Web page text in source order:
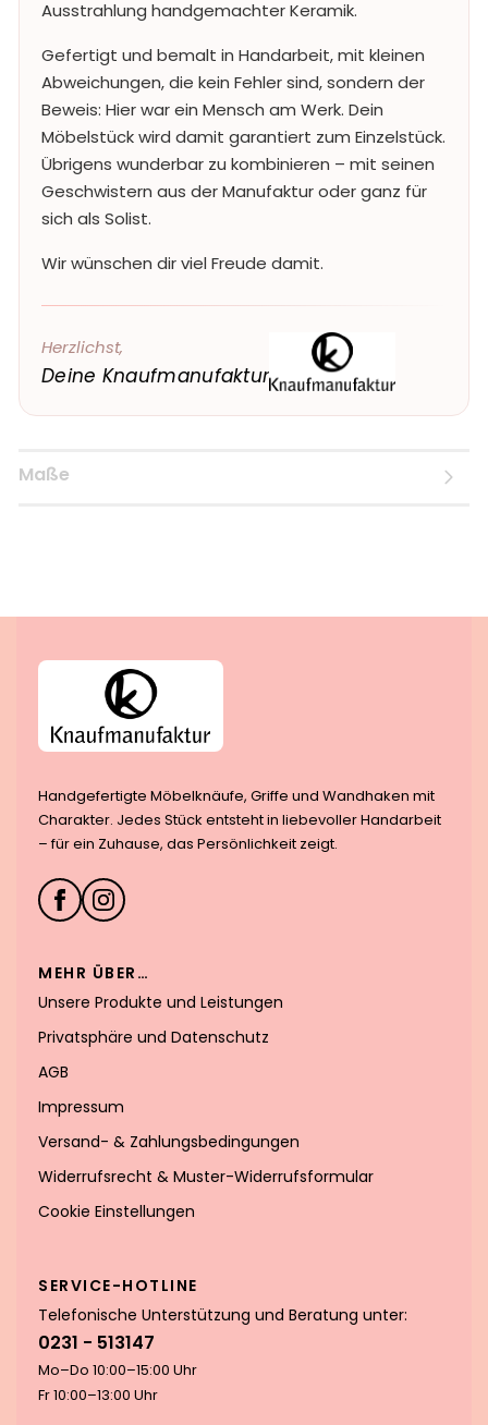
Ausstrahlung handgemachter Keramik.
Gefertigt und bemalt in Handarbeit, mit kleinen
Abweichungen, die kein Fehler sind, sondern der
Beweis: Hier war ein Mensch am Werk. Dein
Möbelstück wird damit garantiert zum Einzelstück.
Übrigens wunderbar zu kombinieren – mit seinen
Geschwistern aus der Manufaktur oder ganz für
sich als Solist.
Wir wünschen dir viel Freude damit.
Herzlichst,
Deine Knaufmanufaktur
Maße
Handgefertigte Möbelknäufe, Griffe und Wandhaken mit
Charakter. Jedes Stück entsteht in liebevoller Handarbeit
– für ein Zuhause, das Persönlichkeit zeigt.
MEHR ÜBER…
Unsere Produkte und Leistungen
Privatsphäre und Datenschutz
AGB
Impressum
Versand- & Zahlungsbedingungen
Widerrufsrecht & Muster-Widerrufsformular
Cookie Einstellungen
SERVICE-HOTLINE
Telefonische Unterstützung und Beratung unter:
0231 - 513147
Mo–Do 10:00–15:00 Uhr
Fr 10:00–13:00 Uhr